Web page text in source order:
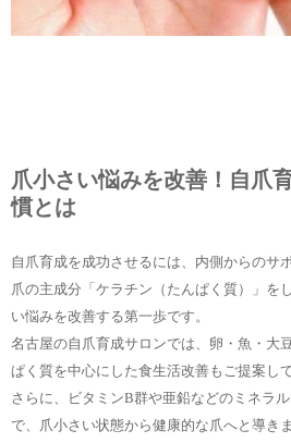
爪小さい悩みを改善！自爪
慣とは
自爪育成を成功させるには、内側からのサ
爪の主成分「ケラチン（たんぱく質）」を
い悩みを改善する第一歩です。
名古屋の自爪育成サロンでは、卵・魚・大
ぱく質を中心にした食生活改善もご提案し
さらに、ビタミンB群や亜鉛などのミネラ
で、爪小さい状態から健康的な爪へと導きま